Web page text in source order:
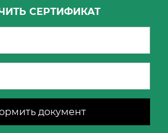
СЕРТИФИКАТ
документ